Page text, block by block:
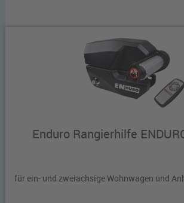
Enduro Rangierhilfe
für ein- und zweiachsige Wohnwagen und